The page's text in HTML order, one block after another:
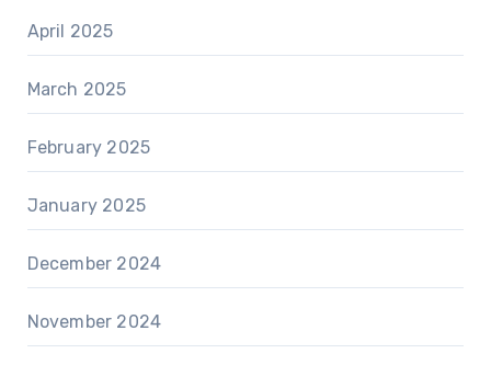
April 2025
March 2025
February 2025
January 2025
December 2024
November 2024